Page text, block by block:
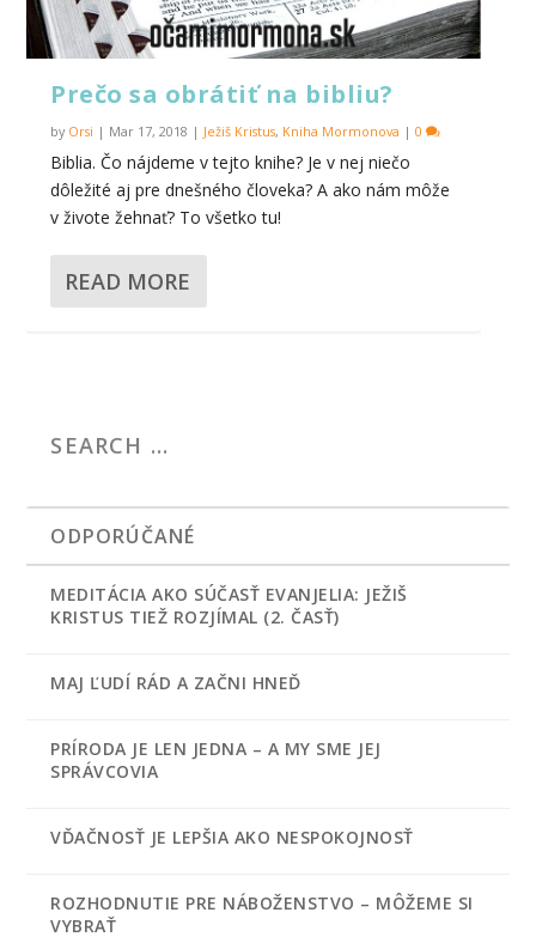
Prečo sa obrátiť na bibliu?
by Orsi | Mar 17, 2018 | Ježiš Kristus, Kniha Mormonova |0
Biblia. Čo nájdeme v tejto knihe? Je v nej niečo
dôležité aj pre dnešného človeka? A ako nám môže
v živote žehnať? To všetko tu!
READ MORE
ODPORÚČANÉ
MEDITÁCIA AKO SÚČASŤ EVANJELIA: JEŽIŠ
KRISTUS TIEŽ ROZJÍMAL (2. ČASŤ)
MAJ ĽUDÍ RÁD A ZAČNI HNEĎ
PRÍRODA JE LEN JEDNA – A MY SME JEJ
SPRÁVCOVIA
VĎAČNOSŤ JE LEPŠIA AKO NESPOKOJNOSŤ
ROZHODNUTIE PRE NÁBOŽENSTVO – MÔŽEME SI
VYBRAŤ